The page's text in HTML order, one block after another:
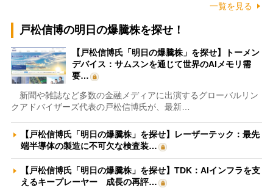
一覧を見る
戸松信博の明日の爆騰株を探せ！
【戸松信博氏「明日の爆騰株」を探せ】トーメン
デバイス：サムスンを通じて世界のAIメモリ需
要…
新聞や雑誌など多数の金融メディアに出演するグローバルリン
クアドバイザーズ代表の戸松信博氏が、最新…
【戸松信博氏「明日の爆騰株」を探せ】レーザーテック：最先
端半導体の製造に不可欠な検査装…
【戸松信博氏「明日の爆騰株」を探せ】TDK：AIインフラを支
えるキープレーヤー 成長の再評…